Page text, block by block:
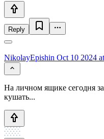
Reply
NikolayEpishin Oct 10 2024
На личном ящике сегодня
кушать...